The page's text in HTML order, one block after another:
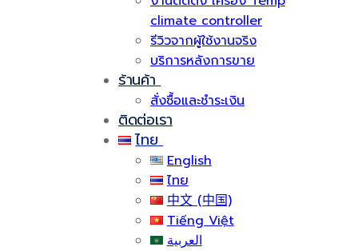
climate controller
รีวิวจากผู้ใช้งานจริง
บริการหลังการขาย
ร้านค้า
สั่งซื้อและชำระเงิน
ติดต่อเรา
ไทย
English
ไทย
中文 (中国)
Tiếng Việt
العربية